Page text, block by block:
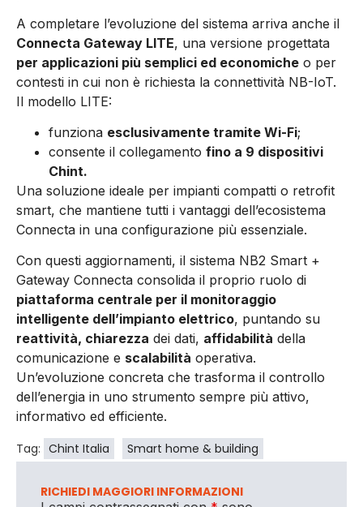
A completare l’evoluzione del sistema arriva anche il
Connecta Gateway LITE, una versione progettata
per applicazioni più semplici ed economiche o per
contesti in cui non è richiesta la connettività NB-IoT.
Il modello LITE:
funziona esclusivamente tramite Wi-Fi;
consente il collegamento fino a 9 dispositivi
Chint.
Una soluzione ideale per impianti compatti o retrofit
smart, che mantiene tutti i vantaggi dell’ecosistema
Connecta in una configurazione più essenziale.
Con questi aggiornamenti, il sistema NB2 Smart +
Gateway Connecta consolida il proprio ruolo di
piattaforma centrale per il monitoraggio
intelligente dell’impianto elettrico, puntando su
reattività, chiarezza dei dati, affidabilità della
comunicazione e scalabilità operativa.
Un’evoluzione concreta che trasforma il controllo
dell’energia in uno strumento sempre più attivo,
informativo ed efficiente.
Tag: Chint Italia Smart home & building
RICHIEDI MAGGIORI INFORMAZIONI